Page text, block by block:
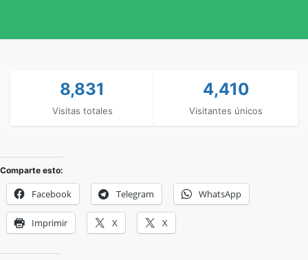
8,831
Visitas totales
4,410
Visitantes únicos
Comparte esto:
Facebook Telegram WhatsApp
Imprimir X X